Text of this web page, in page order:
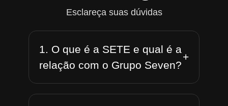
Esclareça suas dúvidas
1. O que é a SETE e qual é a
relação com o Grupo Seven?
+